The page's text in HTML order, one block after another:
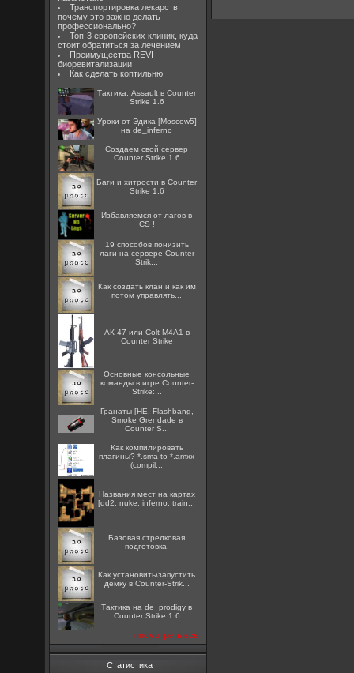
Транспортировка лекарств:
почему это важно делать
профессионально?
Топ-3 европейских клиник, куда
стоит обратиться за лечением
Преимущества REVI
биоревитализации
Как сделать коптильню
Тактика. Assault в Counter
Strike 1.6
Уроки от Эдика [Moscow5]
на de_inferno
Создаем свой сервер
Counter Strike 1.6
Баги и хитрости в Counter
Strike 1.6
Избавляемся от лагов в
CS !
19 способов понизить
лаги на сервере Counter
Strik...
Как создать клан и как им
потом управлять...
АК-47 или Colt M4A1 в
Counter Strike
Основные консольные
команды в игре Counter-
Strike:...
Гранаты [HE, Flashbang,
Smoke Grendade в
Counter S...
Как компилировать
плагины? *.sma to *.amxx
(compil...
Названия мест на картах
[dd2, nuke, inferno, train...
Базовая стрелковая
подготовка.
Как установить\запустить
демку в Counter-Strik...
Тактика на de_prodigy в
Counter Strike 1.6
посмотреть все
Статистика